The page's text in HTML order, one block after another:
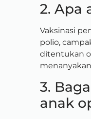
2. Apa
Vaksinasi
polio,
ditentukan
3.
anak